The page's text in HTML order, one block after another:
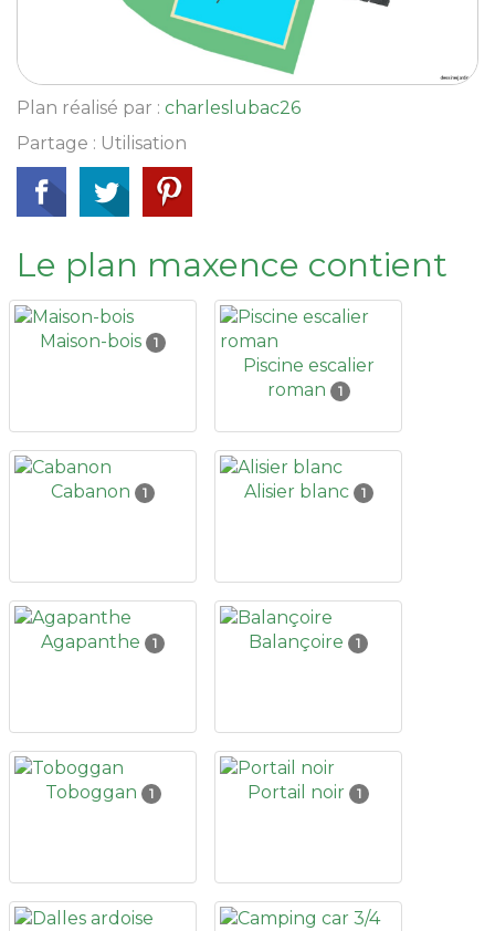
Plan réalisé par : charleslubac26
Partage : Utilisation
Le plan maxence contient
Maison-bois 1
Piscine escalier
roman
1
Cabanon 1 Alisier blanc 1
Agapanthe 1 Balançoire 1
Toboggan 1 Portail noir 1